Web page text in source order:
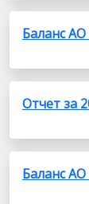
Баланс АО
Отчет за
Баланс АО